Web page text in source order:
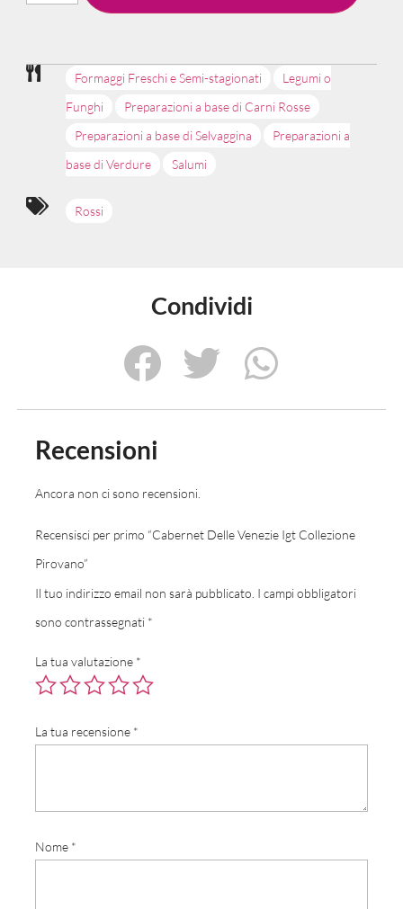
Formaggi Freschi e Semi-stagionati
Legumi o
Funghi
Preparazioni a base di Carni Rosse
Preparazioni a base di Selvaggina
Preparazioni a
base di Verdure
Salumi
Rossi
Condividi
Recensioni
Ancora non ci sono recensioni.
Recensisci per primo “Cabernet Delle Venezie Igt Collezione
Pirovano”
Il tuo indirizzo email non sarà pubblicato. I campi obbligatori
sono contrassegnati *
La tua valutazione *
La tua recensione *
Nome *